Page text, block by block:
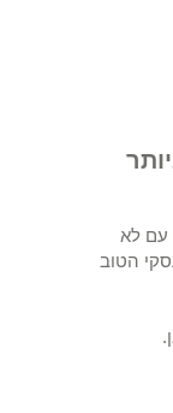
עם לא
הטוב